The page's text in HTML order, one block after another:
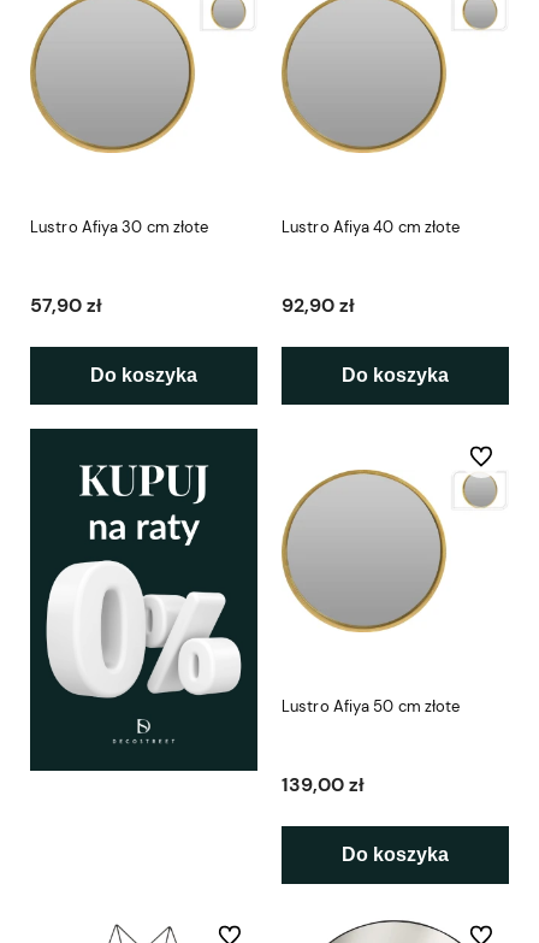
Lustro Afiya 30 cm złote
57,90 zł
Do koszyka
Lustro Afiya 40 cm złote
92,90 zł
Do koszyka
Lustro Afiya 50 cm złote
139,00 zł
Do koszyka
Do
Do ulubionych Do